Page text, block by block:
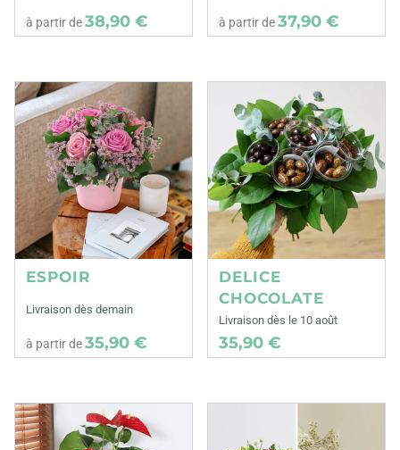
à partir de38,90 € à partir de37,90 €
ESPOIR
Livraison dès demain
à partir de35,90 €
DELICE
CHOCOLATE
Livraison dès le 10 août
35,90 €